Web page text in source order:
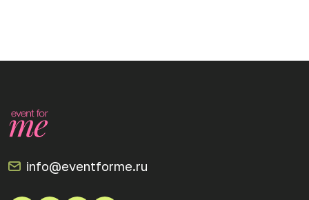
info@eventforme.ru